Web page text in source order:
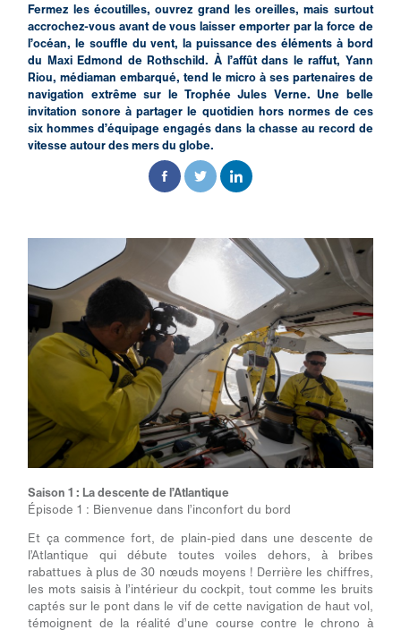
Fermez les écoutilles, ouvrez grand les oreilles, mais surtout
accrochez-vous avant de vous laisser emporter par la force de
l’océan, le souffle du vent, la puissance des éléments à bord
du Maxi Edmond de Rothschild. À l’affût dans le raffut, Yann
Riou, médiaman embarqué, tend le micro à ses partenaires de
navigation extrême sur le Trophée Jules Verne. Une belle
invitation sonore à partager le quotidien hors normes de ces
six hommes d’équipage engagés dans la chasse au record de
vitesse autour des mers du globe.
Saison 1 : La descente de l’Atlantique
Épisode 1 : Bienvenue dans l’inconfort du bord
Et ça commence fort, de plain-pied dans une descente de
l’Atlantique qui débute toutes voiles dehors, à bribes
rabattues à plus de 30 nœuds moyens ! Derrière les chiffres,
les mots saisis à l’intérieur du cockpit, tout comme les bruits
captés sur le pont dans le vif de cette navigation de haut vol,
témoignent de la réalité d’une course contre le chrono à